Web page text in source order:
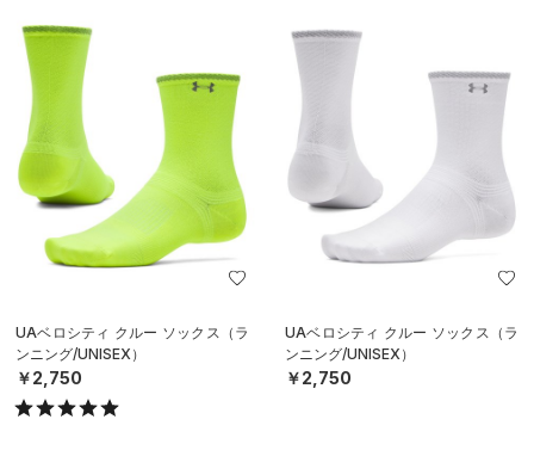
UAベロシティ クルー ソックス（ラ
ンニング/UNISEX）
￥2,750
UAベロシティ クルー ソックス（ラ
ンニング/UNISEX）
￥2,750